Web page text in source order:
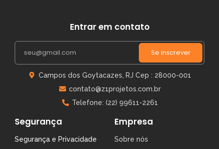
Entrar em contato
Se inscrever
Campos dos Goytacazes, RJ Cep : 28000-001
contato@z1projetos.com.br
Telefone: (22) 99611-2261
Segurança
Segurança e Privacidade
Empresa
Sobre nós